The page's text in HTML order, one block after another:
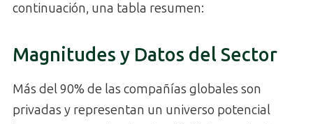
continuación, una tabla resumen:
Magnitudes y Datos del Sector
Más del 90% de las compañías globales son
privadas y representan un universo potencial